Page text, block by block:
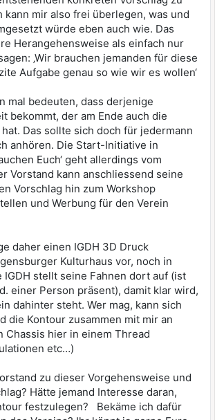
kann mir also frei überlegen, was und
würde eben auch wie. Das
Herangehensweise als einfach nur
‚Wir brauchen jemanden für diese
Aufgabe genau so wie wir es wollen‘
mal bedeuten, dass derjenige
bekommt, der am Ende auch die
Das sollte sich doch für jedermann
anhören. Die Start-Initiative in
Euch‘ geht allerdings vom
Vorstand kann anschliessend seine
Vorschlag hin zum Workshop
und Werbung für den Verein
daher einen IGDH 3D Druck
Kulturhaus vor, noch in
IGDH stellt seine Fahnen dort auf (ist
einer Person präsent), damit klar wird,
dahinter steht. Wer mag, kann sich
die Kontour zusammen mit mir an
Chassis hier in einem Thread
etc…)
zu dieser Vorgehensweise und
Hätte jemand Interesse daran,
festzulegen? Bekäme ich dafür